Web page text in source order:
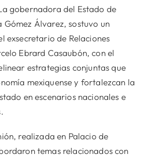
gobernadora del Estado de
Gómez Álvarez, sostuvo un
exsecretario de Relaciones
Ebrard Casaubón, con el
estrategias conjuntas que
mexiquense y fortalezcan la
en escenarios nacionales e
realizada en Palacio de
temas relacionados con